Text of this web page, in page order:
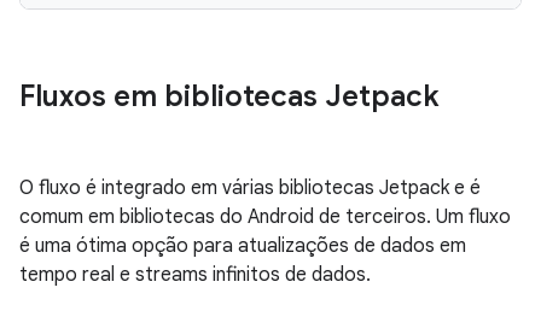
Fluxos em bibliotecas Jetpack
O fluxo é integrado em várias bibliotecas Jetpack e é
comum em bibliotecas do Android de terceiros. Um fluxo
é uma ótima opção para atualizações de dados em
tempo real e streams infinitos de dados.